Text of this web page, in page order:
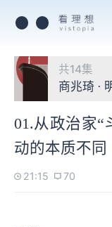
共14集
商兆琦 ·
01.从政治家“
动的本质不同
21:15 70